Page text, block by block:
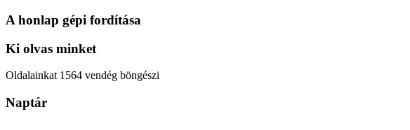
A honlap gépi fordítása
Ki olvas minket
Oldalainkat 1564 vendég böngészi
Naptár